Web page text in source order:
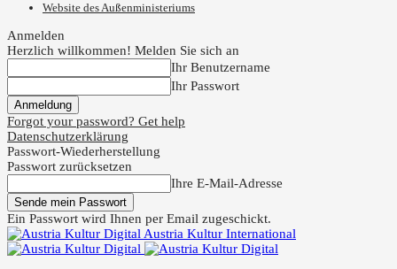
Website des Außenministeriums
Anmelden
Herzlich willkommen! Melden Sie sich an
Ihr Benutzername
Ihr Passwort
Forgot your password? Get help
Datenschutzerklärung
Passwort-Wiederherstellung
Passwort zurücksetzen
Ihre E-Mail-Adresse
Ein Passwort wird Ihnen per Email zugeschickt.
Austria Kultur International